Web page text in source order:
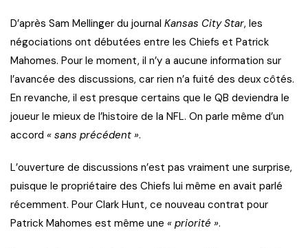
D’après Sam Mellinger du journal Kansas City Star, les
négociations ont débutées entre les Chiefs et Patrick
Mahomes. Pour le moment, il n’y a aucune information sur
l’avancée des discussions, car rien n’a fuité des deux côtés.
En revanche, il est presque certains que le QB deviendra le
joueur le mieux de l’histoire de la NFL. On parle même d’un
accord « sans précédent ».
L’ouverture de discussions n’est pas vraiment une surprise,
puisque le propriétaire des Chiefs lui même en avait parlé
récemment. Pour Clark Hunt, ce nouveau contrat pour
Patrick Mahomes est même une « priorité ».